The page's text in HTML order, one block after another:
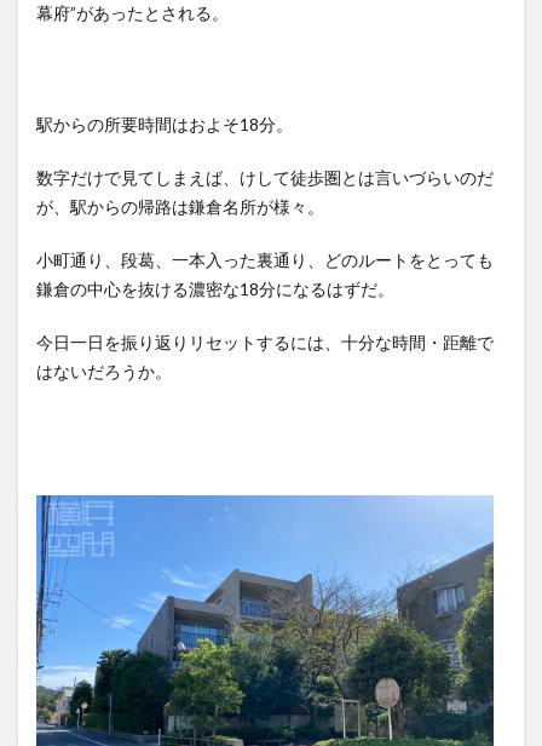
幕府”があったとされる。
駅からの所要時間はおよそ18分。
数字だけで見てしまえば、けして徒歩圏とは言いづらいのだ
が、駅からの帰路は鎌倉名所が様々。
小町通り、段葛、一本入った裏通り、どのルートをとっても
鎌倉の中心を抜ける濃密な18分になるはずだ。
今日一日を振り返りリセットするには、十分な時間・距離で
はないだろうか。